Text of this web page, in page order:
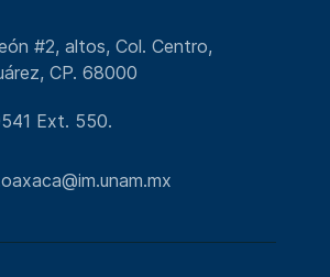
#2, altos, Col. Centro,
CP. 68000
Ext. 550.